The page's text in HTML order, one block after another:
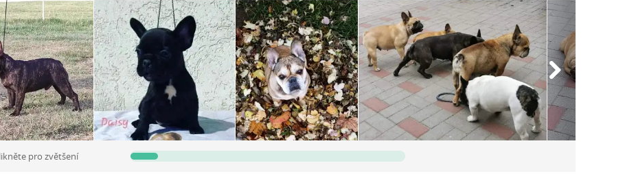
épp egy túrázós, aktív és mozgalmas élete élő család tökéletes részeként.Fontosnak tartom kiemelni, hogy mi családi
vagyunk, kis egyedszámmal dolgozunk,és a minőségre törekszünk.Bármikor szívesen látunk,és ha csak kérdésed van, akkor
válaszolunk és segítünk.
pro zvětšení